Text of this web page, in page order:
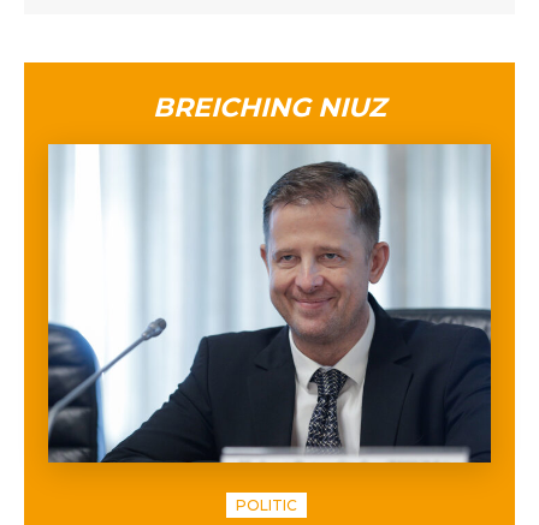
BREICHING NIUZ
POLITIC